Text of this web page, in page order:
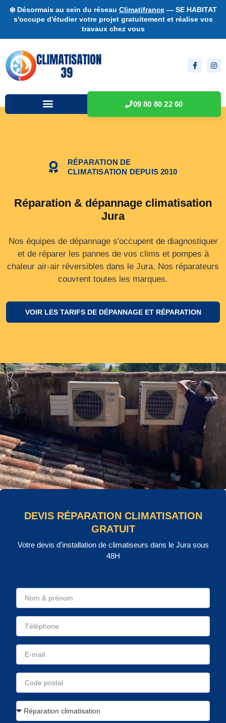
❄️ Désormais au sein du réseau Climatifrance— SE HABITAT
s'occupe d'étudier votre projet gratuitement et réalise vos
travaux chez vous
09 80 80 22 60
RÉPARATION DE
CLIMATISATION DEPUIS 2010
Réparation & dépannage climatisation
Jura
Nos équipes de dépannage s'occupent de diagnostiquer
et de réparer les pannes de vos clims et pompes à
chaleur air-air réversibles dans le Jura. Nos réparateurs
couvrent toutes les marques.
VOIR LES TARIFS DE DÉPANNAGE ET RÉPARATION
DEVIS RÉPARATION CLIMATISATION
GRATUIT
Votre devis d'installation de climatiseurs dans le Jura sous
48H